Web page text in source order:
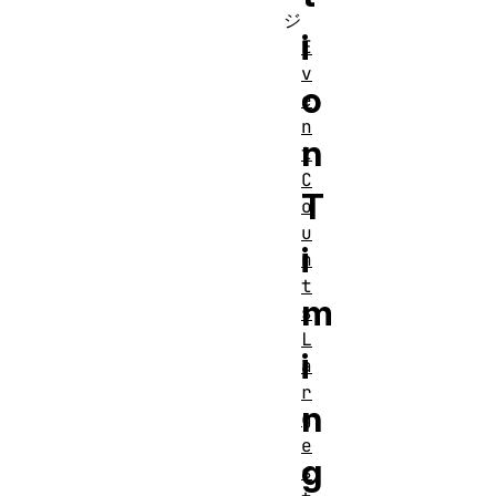
i
o
n
T
i
m
i
n
g
ジ
E
v
e
n
t
C
o
u
n
t
s
L
a
r
g
e
s